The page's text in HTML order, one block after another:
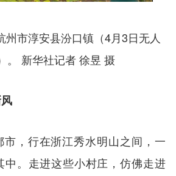
州市淳安县汾口镇（4月3日无人
。 新华社记者 徐昱 摄
市，行在浙江秀水明山之间，一
中。走进这些小村庄，仿佛走进